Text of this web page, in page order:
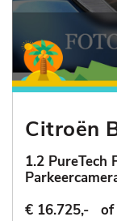
Citroën
1.2 PureTech
€ 16.725,-
of